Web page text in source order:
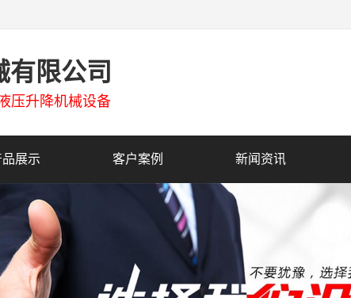
限公司
压升降机械设备
品展示 客户案例 新闻资讯